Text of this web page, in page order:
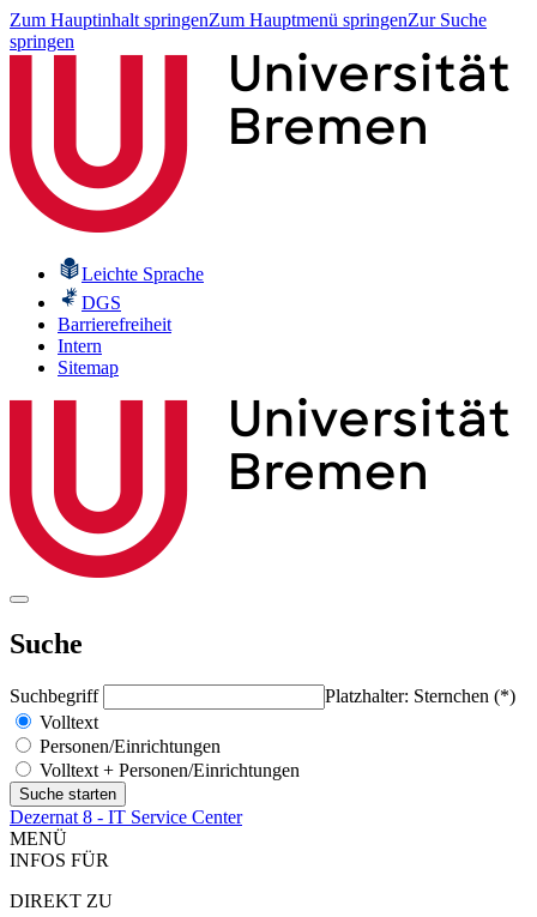
Zum Hauptinhalt springenZum Hauptmenü springenZur Suche
springen
Leichte Sprache
DGS
Barrierefreiheit
Intern
Sitemap
Suche
Suchbegriff
Platzhalter: Sternchen (*)
Volltext
Personen/Einrichtungen
Volltext + Personen/Einrichtungen
Dezernat 8 - IT Service Center
MENÜ
INFOS FÜR
DIREKT ZU